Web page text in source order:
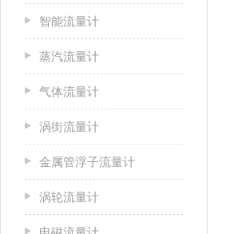
智能流量计
蒸汽流量计
气体流量计
涡街流量计
金属管浮子流量计
涡轮流量计